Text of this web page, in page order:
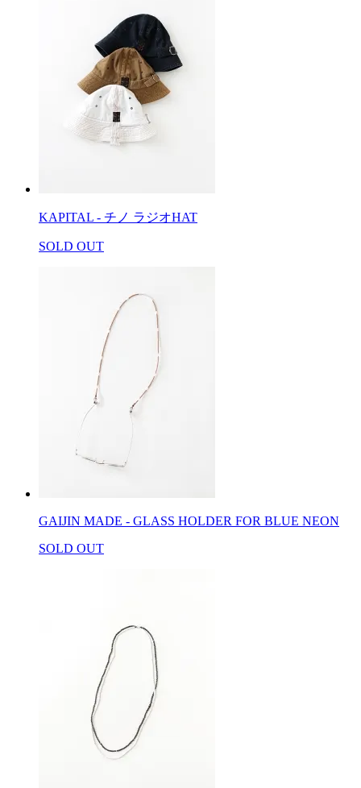
KAPITAL - チノ ラジオHAT
SOLD OUT
GAIJIN MADE - GLASS HOLDER FOR BLUE NEON
SOLD OUT